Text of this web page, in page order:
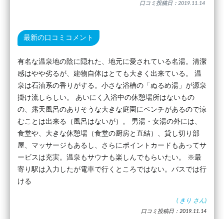
口コミ投稿日：2019.11.14
最新の口コミコメント
有名な温泉地の陰に隠れた、地元に愛されている名湯。清潔
感はやや劣るが、建物自体はとても大きく出来ている。 温
泉は石油系の香りがする。小さな浴槽の「ぬるめ湯」が源泉
掛け流しらしい。 あいにく入浴中の休憩場所はないもの
の、露天風呂のありそうな大きな庭園にベンチがあるので涼
むことは出来る（風呂はないが）。 男湯・女湯の外には、
食堂や、大きな休憩場（食堂の厨房と直結）、貸し切り部
屋、マッサージもあるし、さらにポイントカードもあってサ
ービスは充実。温泉もサウナも楽しんでもらいたい。 ※最
寄り駅は入力したが電車で行くところではない。バスでは行
ける
( きり さん)
口コミ投稿日：2019.11.14